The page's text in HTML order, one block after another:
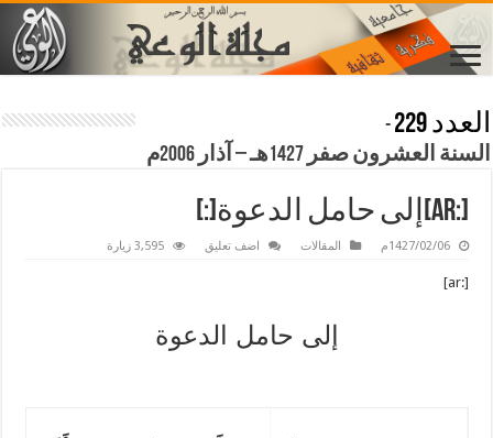
العدد 229
-
السنة العشرون صفر 1427هـ – آذار 2006م
[:ar]إلى حامل الدعوة[:]
1427/02/06م المقالات اضف تعليق 3,595 زيارة
[:ar]
إلى حامل الدعوة